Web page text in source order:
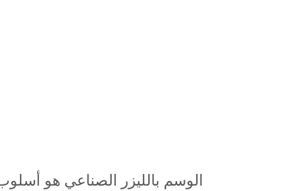
الوسم بالليزر الصناعي هو